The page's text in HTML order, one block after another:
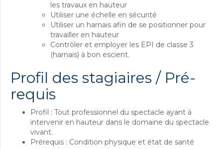
les travaux en hauteur
Utiliser une échelle en sécurité
Utiliser un harnais afin de se positionner pour
travailler en hauteur
Contrôler et employer les EPI de classe 3
(harnais) à bon escient.
Profil des stagiaires / Pré-
requis
Profil : Tout professionnel du spectacle ayant à
intervenir en hauteur dans le domaine du spectacle
vivant.
Prérequis : Condition physique et état de santé